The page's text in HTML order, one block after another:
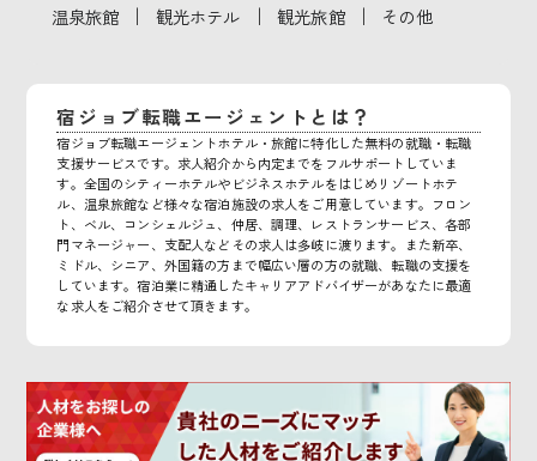
温泉旅館 ｜ 観光ホテル ｜ 観光旅館 ｜ その他
宿ジョブ転職エージェントとは？
宿ジョブ転職エージェントホテル・旅館に特化した無料の就職・転職
支援サービスです。求人紹介から内定までをフルサポートしていま
す。全国のシティーホテルやビジネスホテルをはじめリゾートホテ
ル、温泉旅館など様々な宿泊施設の求人をご用意しています。フロン
ト、ベル、コンシェルジュ、仲居、調理、レストランサービス、各部
門マネージャー、支配人などその求人は多岐に渡ります。また新卒、
ミドル、シニア、外国籍の方まで幅広い層の方の就職、転職の支援を
しています。宿泊業に精通したキャリアアドバイザーがあなたに最適
な求人をご紹介させて頂きます。